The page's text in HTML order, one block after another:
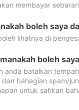
membayar
boleh saya
lihatnya di
boleh
anda batalkan
dan bahagian spam/
untuk sahkan